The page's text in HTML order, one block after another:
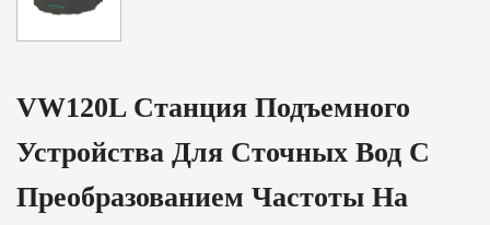
VW120L Станция Подъемного
Устройства Для Сточных Вод С
Преобразованием Частоты На